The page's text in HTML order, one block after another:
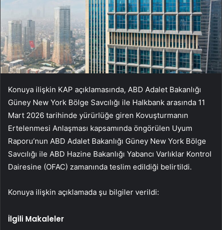
Konuya ilişkin KAP açıklamasında, ABD Adalet Bakanlığı
Güney New York Bölge Savcılığı ile Halkbank arasında 11
Mart 2026 tarihinde yürürlüğe giren Kovuşturmanın
Ertelenmesi Anlaşması kapsamında öngörülen Uyum
Raporu’nun ABD Adalet Bakanlığı Güney New York Bölge
Savcılığı ile ABD Hazine Bakanlığı Yabancı Varlıklar Kontrol
Dairesine (OFAC) zamanında teslim edildiği belirtildi.
Konuya ilişkin açıklamada şu bilgiler verildi:
İlgili Makaleler